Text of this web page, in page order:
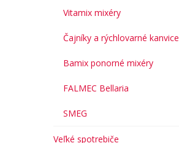
Vitamix mixéry
Čajníky a rýchlovarné kanvice
Bamix ponorné mixéry
FALMEC Bellaria
SMEG
Veľké spotrebiče